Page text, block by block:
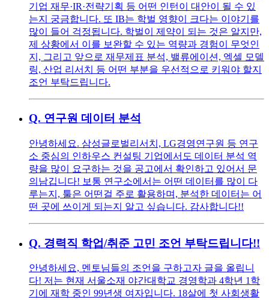
기업 재무·IR·전략기획 등 어떤 인턴이 대안이 될 수 있
는지 궁금합니다. 또 IB는 학벌 영향이 크다는 이야기를
많이 들어 걱정됩니다. 학벌이 제약이 되는 것은 알지만,
제 상황에서 이를 보완할 수 있는 역량과 경험이 무엇인
지, 그리고 앞으로 재무제표 분석, 밸류에이션, 엑셀 모델
링, 산업 리서치 등 어떤 부분을 우선적으로 키워야 할지
조언 부탁드립니다.
Q. 연구원 데이터 분석
안녕하세요. 삼성글로벌리서치, LG경영연구원 등 연구
소 중심의 인하우스 컨설팅 기업에서도 데이터 분석 역
량을 많이 요구하는 것을 공고에서 확인하고 있어서 문
의남깁니다! 보통 연구소에서는 어떤 데이터를 많이 다
루는지, 툴은 어떤걸 주로 활용하며, 분석한 데이터는 어
떤 곳에 쓰이게 되는지 알고 싶습니다. 감사합니다!!
Q. 경력직 학업/취준 고민 조언 부탁드립니다!!
안녕하세요, 멘토님들의 조언을 구하고자 글을 올립니
다! 저는 현재 서울소재 야간대학교 경영학과 4학년 1학
기에 재학 중인 99년생 여자입니다. 18살에 첫 사회생활